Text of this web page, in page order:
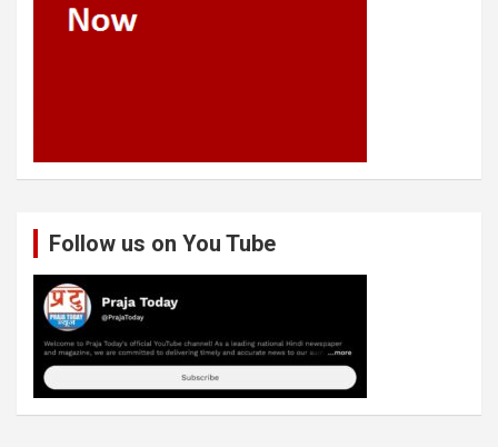
Follow us on You Tube